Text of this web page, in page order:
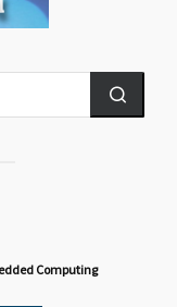
Computing